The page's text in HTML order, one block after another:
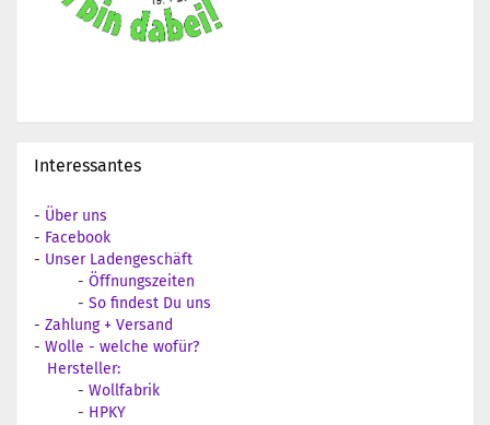
Interessantes
- Über uns
- Facebook
- Unser Ladengeschäft
- Öffnungszeiten
- So findest Du uns
- Zahlung + Versand
- Wolle - welche wofür?
Hersteller:
- Wollfabrik
- HPKY